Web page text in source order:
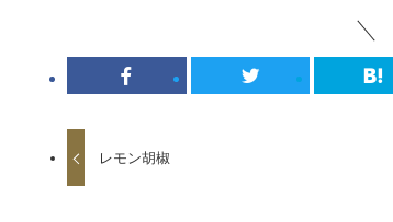
レモン胡椒